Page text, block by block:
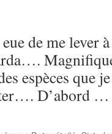
de me lever
espèces que
D’abord